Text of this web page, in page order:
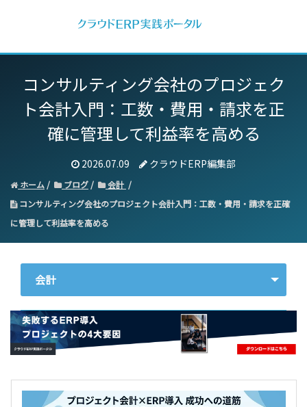
コンサルティング会社のプロジェク
ト会計入門： 工数・費用・請求を正
確に管理して利益率を高める
2026.07.09 クラウドERP編集部
ホーム ブログ
会計
コンサルティング会社のプロジェクト会計入門：工数・費用・請求を正確
に管理して利益率を高める
会計
ERP
会計
サプライチェーン／生産管理